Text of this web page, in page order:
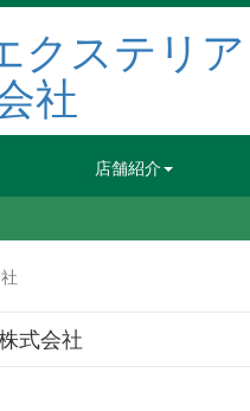
店舗紹介
式会社